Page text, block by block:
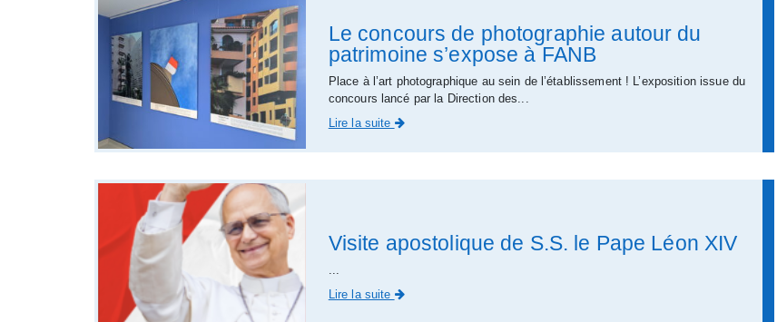
Le concours de photographie autour du
patrimoine s’expose à FANB
Place à l’art photographique au sein de l’établissement ! L’exposition issue du
concours lancé par la Direction des...
Lire la suite
Visite apostolique de S.S. le Pape Léon XIV
...
Lire la suite